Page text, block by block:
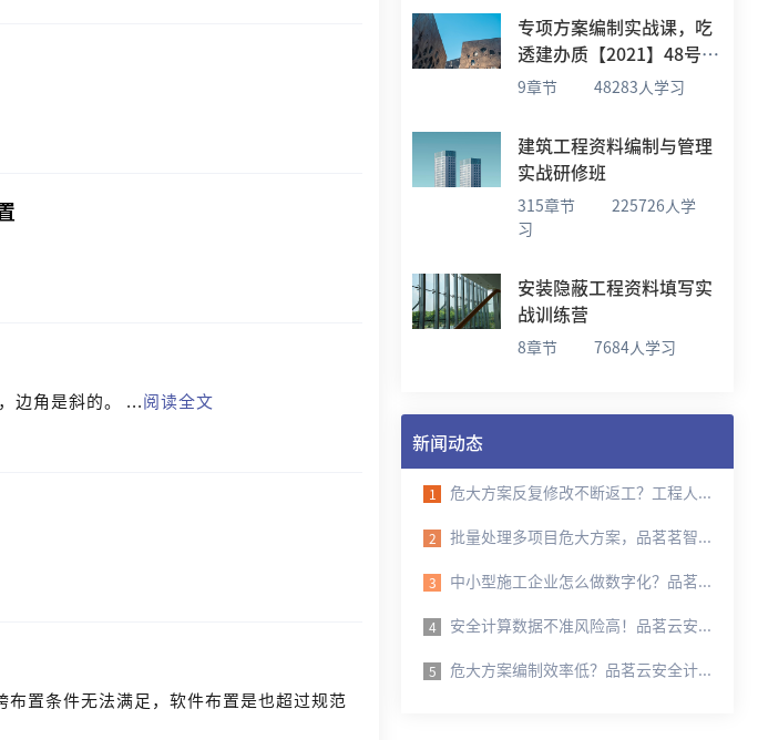
边角是斜的。 ...阅读全文
置条件无法满足，软件布置是也超过规范
专项方案编制实战课，吃
透建办质【2021】48号文
要求
9章节 48283人学习
建筑工程资料编制与管理
实战研修班
315章节
225726人学
习
安装隐蔽工程资料填写实
战训练营
8章节 7684人学习
新闻动态
1 危大方案反复修改不断返工？工程人可以试试品茗茗智
2 批量处理多项目危大方案，品茗茗智批量编审完整实操流程
3 中小型施工企业怎么做数字化？品茗云安全计算降低技术人力压力
4 安全计算数据不准风险高！品茗云安全计算软件保障方案合规落地
5 危大方案编制效率低？品茗云安全计算软件缩短 70% 计算耗时